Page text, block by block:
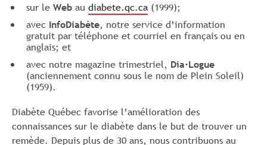
sur le Web au diabete.qc.ca (1999);
avec InfoDiabète, notre service d’information
gratuit par téléphone et courriel en français ou en
anglais; et
avec notre magazine trimestriel, Dia·Logue
(anciennement connu sous le nom de Plein Soleil)
(1959).
Diabète Québec favorise l’amélioration des
connaissances sur le diabète dans le but de trouver un
remède. Depuis plus de 30 ans, nous contribuons au